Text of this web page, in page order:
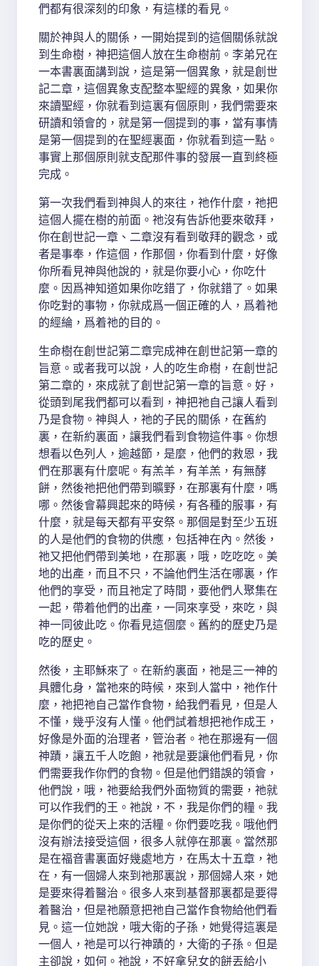
們都有很深刻的印象，有這樣的看見。
關於神與人的關係，一開始提到的這個關係就說
到生命樹，神把這個人放在生命樹前。李弟兄在
一本書裏面講到說，這是第一個異象，就是創世
記二章，這個異象支配整本聖經的異象，如果你
來讀聖經，你就看到這裏有個原則，我們需要來
研讀和領會的，就是第一個提到的事，當有事情
是第一個提到的在聖經裏面，你就看到這一點。
事實上那個原則就支配那件事的發展一直到終極
完成。
第一次我們看到神與人的來往，祂作什麼，祂把
這個人擺在樹的前面。祂沒有告訴他要來敬拜，
你在創世記一章、二章沒有看到敬拜的觀念，或
者是事奉，作這個，作那個，你看到什麼，好像
你所看見神與他說的，就是你要小心，你吃什
麼。因爲神知道如果你吃錯了，你就錯了。如果
你吃對的事物，你就成爲一個正確的人，爲着祂
的經綸，爲着祂的目的。
生命樹在創世記第二章完成神在創世記第一章的
旨意。或者我可以說，人的吃生命樹，在創世記
第二章的，來成就了創世記第一章的旨意。好，
從頭到尾我們都可以看到，神把祂自己讓人看到
乃是食物。神與人，祂的子民的關係，在舊約
裏，在新約裏面，讓我們看到食物這件事。你想
想看以色列人，逾越節，是麼，他們的救恩，我
們在那裏有什麼呢。有羔羊，有羊羔，有無酵
餅，然後祂把他們帶到曠野，在那裏有什麼，嗎
哪。然後會幕興起來的時候，有各種的服事，有
什麼，就是每天都有平安祭。那個是對至少五班
的人是他們的食物的供應，包括神在內。然後，
祂又把他們帶到美地，在那裏，哦，吃吃吃。美
地的出產，而且不只，不論他們生活在哪裏，作
他們的享受，而且祂定了時間，要他們人聚集在
一起，帶着他們的出產，一同來享受，來吃，與
神一同彼此吃。你看見這個麼。舊約的歷史乃是
吃的歷史。
然後，主耶穌來了。在新約裏面，祂是三一神的
具體化身，當祂來的時候，來到人當中，祂作什
麼，祂把祂自己當作食物，給我們看見，但是人
不懂，幾乎沒有人懂。他們試着想把祂作成王，
好像是外面的治理者，管治者。祂在那邊有一個
神蹟，讓五千人吃飽，祂就是要讓他們看見，你
們需要我作你們的食物。但是他們錯誤的領會，
他們說，哦，祂要給我們外面物質的需要，祂就
可以作我們的王。祂說，不，我是你們的糧。我
是你們的從天上來的活糧。你們要吃我。哦他們
沒有辦法接受這個，很多人就停在那裏。當然那
是在福音書裏面好幾處地方，在馬太十五章，祂
在，有一個婦人來到祂那裏說，那個婦人來，她
是要來得着醫治。很多人來到基督那裏都是要得
着醫治，但是祂願意把祂自己當作食物給他們看
見。這一位她說，哦大衛的子孫，她覺得這裏是
一個人，祂是可以行神蹟的，大衛的子孫。但是
主卻說，如何。祂說，不好拿兒女的餅丟給小